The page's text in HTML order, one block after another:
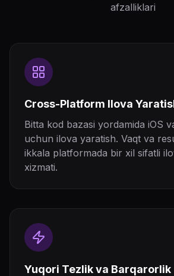
afzalliklari
Cross-Platform Ilova
Bitta kod bazasi yordamida iOS
uchun ilova yaratish. Vaqt va
ikkala platformada bir xil sifatli
xizmati.
Yuqori Tezlik va Barqarorlik